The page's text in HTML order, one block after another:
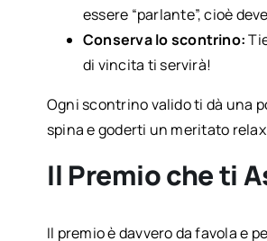
essere “parlante”, cioè
Conserva lo scontrino:
di vincita ti servirà!
Ogni scontrino valido ti dà una
spina e goderti un meritato
Il Premio che ti
Il premio è davvero da favola e